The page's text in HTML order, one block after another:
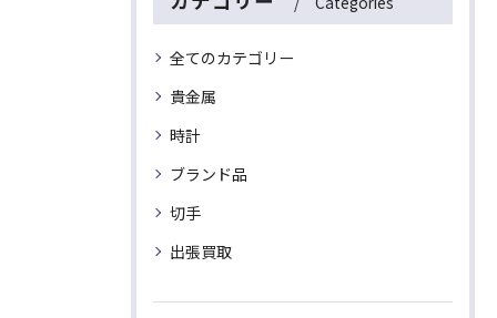
全てのカテゴリー
貴金属
時計
ブランド品
切手
出張買取